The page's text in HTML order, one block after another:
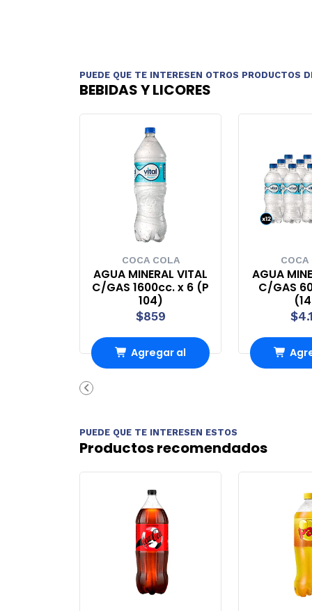
PUEDE QUE TE INTERESEN OTROS PRODUCTOS
BEBIDAS Y LICORES
COCA COLA
AGUA MINERAL VITAL
C/GAS 1600cc. x 6 (P
104)
$859
Agregar al
COCA
AGUA
C/GAS
PUEDE QUE TE INTERESEN ESTOS
Productos recomendados